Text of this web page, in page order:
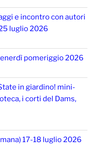
e incontro con autori
luglio 2026
pomeriggio 2026
in giardino! mini-
i corti del Dams,
17-18 luglio 2026